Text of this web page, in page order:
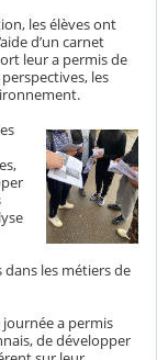
les élèves ont
d’un carnet
leur a permis de
les
les métiers de
a permis
de développer